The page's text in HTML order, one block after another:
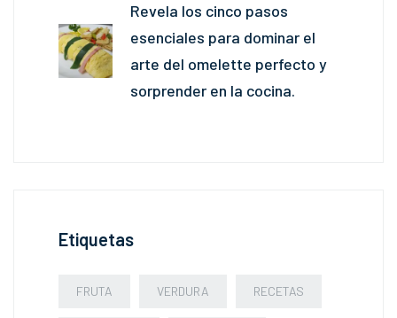
Revela los cinco pasos
esenciales para dominar el
arte del omelette perfecto y
sorprender en la cocina.
Etiquetas
FRUTA VERDURA RECETAS